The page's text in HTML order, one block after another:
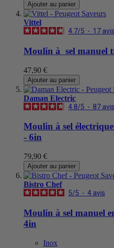
Ajouter au panier
Vittel
4.7/5 - 17 avis
Moulin à sel manuel
47,90 €
Ajouter au panier
Daman Electric
4.8/5 - 87 avis
Moulin à sel
- 6in
79,90 €
Ajouter au panier
Bistro Chef
5/5 - 4 avis
Moulin à sel manuel
4in
Inox